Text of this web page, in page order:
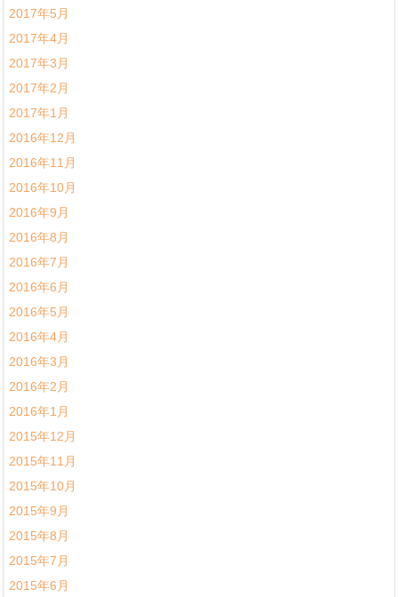
2017年5月
2017年4月
2017年3月
2017年2月
2017年1月
2016年12月
2016年11月
2016年10月
2016年9月
2016年8月
2016年7月
2016年6月
2016年5月
2016年4月
2016年3月
2016年2月
2016年1月
2015年12月
2015年11月
2015年10月
2015年9月
2015年8月
2015年7月
2015年6月